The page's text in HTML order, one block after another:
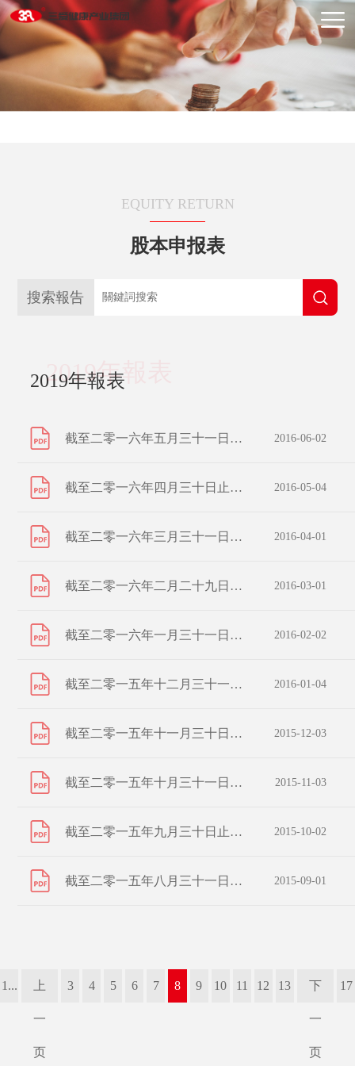
EQUITY RETURN
股本申报表
搜索報告
2019年報表
2019年報表
截至二零一六年五月三十一日止之股份發行人的證券變動月報表 2016-06-02
截至二零一六年四月三十日止之股份發行人的證券變動月報表 2016-05-04
截至二零一六年三月三十一日止之股份發行人的證券變動月報表 2016-04-01
截至二零一六年二月二十九日止之股份發行人的證券變動月報表 2016-03-01
截至二零一六年一月三十一日止之股份發行人的證券變動月報表 2016-02-02
截至二零一五年十二月三十一日止之股份發行人的證券變動月報表 2016-01-04
截至二零一五年十一月三十日止之股份發行人的證券變動月報表 2015-12-03
截至二零一五年十月三十一日止之股份發行人的證券變動月報表 2015-11-03
截至二零一五年九月三十日止之股份發行人的證券變動月報表 2015-10-02
截至二零一五年八月三十一日止之股份發行人的證券變動月報表 2015-09-01
1... 上
一
页
3 4 5 6 7 8 9 10 11 12 13 下
一
页
17